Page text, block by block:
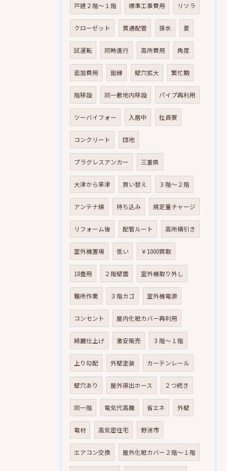
戸建２階～１階 標準工事費用 リソラ
クローゼット 貫通配管 排水 夏
試運転 同時進行 高所費用 角度
追加費用 廻縁 壁穴拡大 繁忙期
階移設 同一敷地内移設 パイプ再利用
ツーバイフォー 入居中 社員寮
コンクリート 団地
プラグレスアンカー 三重県
大津から草津 買い替え ３階～２階
アンテナ線 持ち込み 規定量チャージ
リフォーム後 配管ルート 高所横引き
室外機置場 低い ￥1000買取
18畳用 ２階壁面 室外機取り外し
難所作業 ３階カゴ 室外機電源
コンセント 屋内化粧カバー再利用
綺麗仕上げ 激安販売 ３階～１階
上り勾配 外壁塗装 カーテンレール
壁穴あり 屋外排出ホース ２つ続き
同一階 電気代高騰 省エネ 外壁
電材 高気密住宅 野洲市
エアコン交換 屋外化粧カバー２階～１階